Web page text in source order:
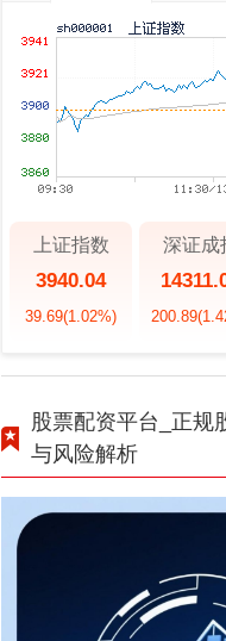
上证指数
3940.04
39.69(1.02%)
深证成
200.89
股票配资平台_正规
与风险解析